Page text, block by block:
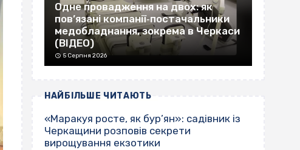
Одне провадження на двох: як
пов’язані компанії‐постачальники
медобладнання, зокрема в Черкаси
(ВІДЕО)
5 Серпня 2026
НАЙБІЛЬШЕ ЧИТАЮТЬ
«Маракуя росте, як бур’ян»: садівник із
Черкащини розповів секрети
вирощування екзотики